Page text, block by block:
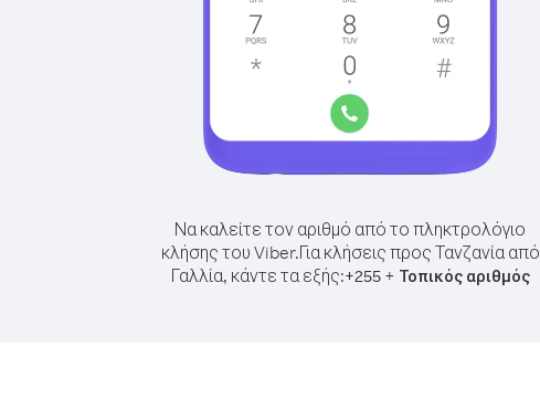
Να καλείτε τον αριθμό από το πληκτρολόγιο
κλήσης του Viber.Για κλήσεις προς Τανζανία από
Γαλλία, κάντε τα εξής:+255+ Τοπικός αριθμός